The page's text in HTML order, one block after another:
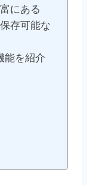
にある
存可能な
能を紹介